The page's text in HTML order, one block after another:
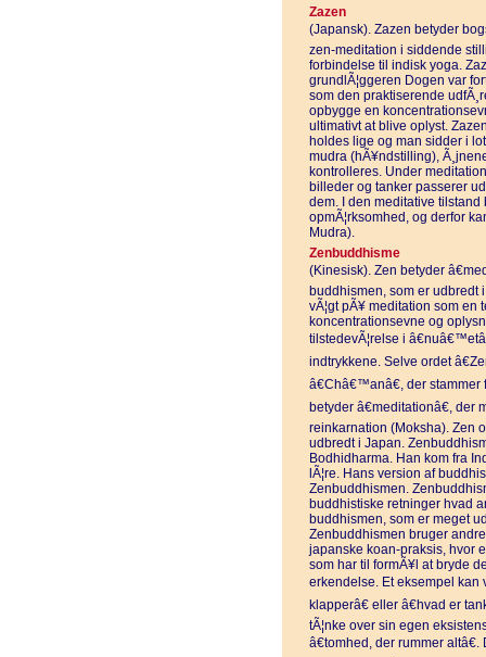
Zazen
(Japansk). Zazen betyder
zen-meditation i siddende
forbindelse til indisk yoga.
grundlÃ¦ggeren Dogen var
som den praktiserende
opbygge en
ultimativt at blive oplyst.
holdes lige og man sidder i
mudra (hÃ¥ndstilling),
kontrolleres. Under
billeder og tanker passerer
dem. I den meditative
opmÃ¦rksomhed, og derfor
Mudra).
Zenbuddhisme
(Kinesisk). Zen betyder
buddhismen, som er udbredt
vÃ¦gt pÃ¥ meditation som en
koncentrationsevne og
tilstedevÃ¦relse i
indtrykkene. Selve ordet
â€Châ€™anâ€, der stammer
betyder â€meditationâ€,
reinkarnation (Moksha). Zen
udbredt i Japan.
Bodhidharma. Han kom fra
lÃ¦re. Hans version af
Zenbuddhismen.
buddhistiske retninger hvad
buddhismen, som er meget
Zenbuddhismen bruger
japanske koan-praksis, hvor
som har til formÃ¥l at bryde
erkendelse. Et eksempel kan
klapperâ€ eller â€hvad er
tÃ¦nke over sin egen
â€tomhed, der rummer